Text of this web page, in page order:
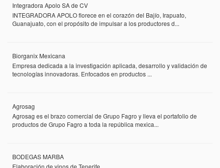
Integradora Apolo SA de CV
INTEGRADORA APOLO florece en el corazón del Bajío, Irapuato,
Guanajuato, con el propósito de impulsar a los productores d...
Biorganix Mexicana
Empresa dedicada a la investigación aplicada, desarrollo y validación de
tecnologías innovadoras. Enfocados en productos ...
Agrosag
Agrosag es el brazo comercial de Grupo Fagro y lleva el portafolio de
productos de Grupo Fagro a toda la república mexica...
BODEGAS MARBA
Elaboración de vinos de Tenerife ...